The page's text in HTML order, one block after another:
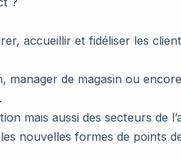
accueillir et fidéliser les
manager de magasin ou encore
mais aussi des secteurs de
nouvelles formes de points